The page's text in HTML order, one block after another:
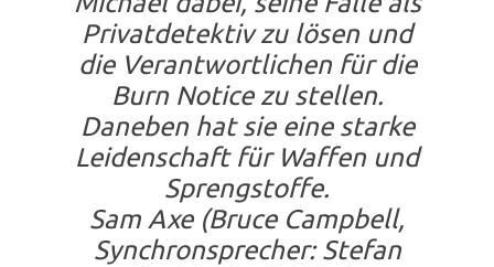
Privatdetektiv zu lösen und
die Verantwortlichen für die
Burn Notice zu stellen.
Daneben hat sie eine starke
Leidenschaft für Waffen und
Sprengstoffe.
Sam Axe (Bruce Campbell,
Synchronsprecher: Stefan